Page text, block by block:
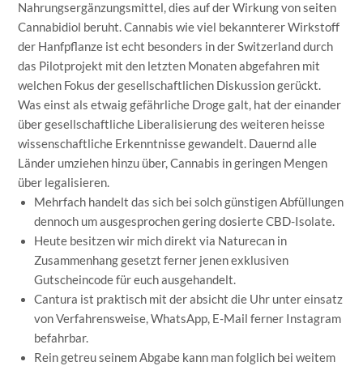
Nahrungsergänzungsmittel, dies auf der Wirkung von seiten
Cannabidiol beruht. Cannabis wie viel bekannterer Wirkstoff
der Hanfpflanze ist echt besonders in der Switzerland durch
das Pilotprojekt mit den letzten Monaten abgefahren mit
welchen Fokus der gesellschaftlichen Diskussion gerückt.
Was einst als etwaig gefährliche Droge galt, hat der einander
über gesellschaftliche Liberalisierung des weiteren heisse
wissenschaftliche Erkenntnisse gewandelt. Dauernd alle
Länder umziehen hinzu über, Cannabis in geringen Mengen
über legalisieren.
Mehrfach handelt das sich bei solch günstigen Abfüllungen
dennoch um ausgesprochen gering dosierte CBD-Isolate.
Heute besitzen wir mich direkt via Naturecan in
Zusammenhang gesetzt ferner jenen exklusiven
Gutscheincode für euch ausgehandelt.
Cantura ist praktisch mit der absicht die Uhr unter einsatz
von Verfahrensweise, WhatsApp, E-Mail ferner Instagram
befahrbar.
Rein getreu seinem Abgabe kann man folglich bei weitem